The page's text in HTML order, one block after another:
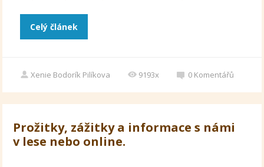
Celý článek
Xenie Bodorík Pilíkova 9193x 0 Komentářů
Prožitky, zážitky a informace s námi
v lese nebo online.